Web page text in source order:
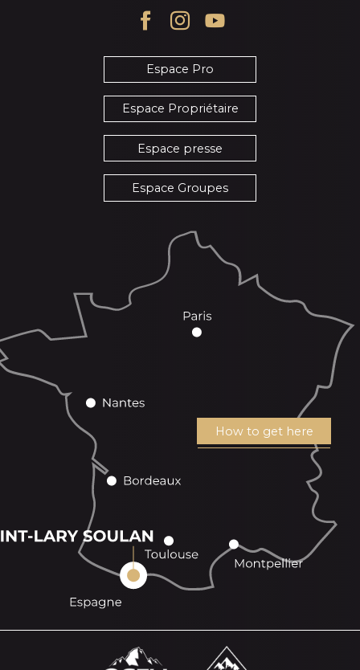
Espace Pro
Espace Propriétaire
Espace presse
Espace Groupes
How to get here